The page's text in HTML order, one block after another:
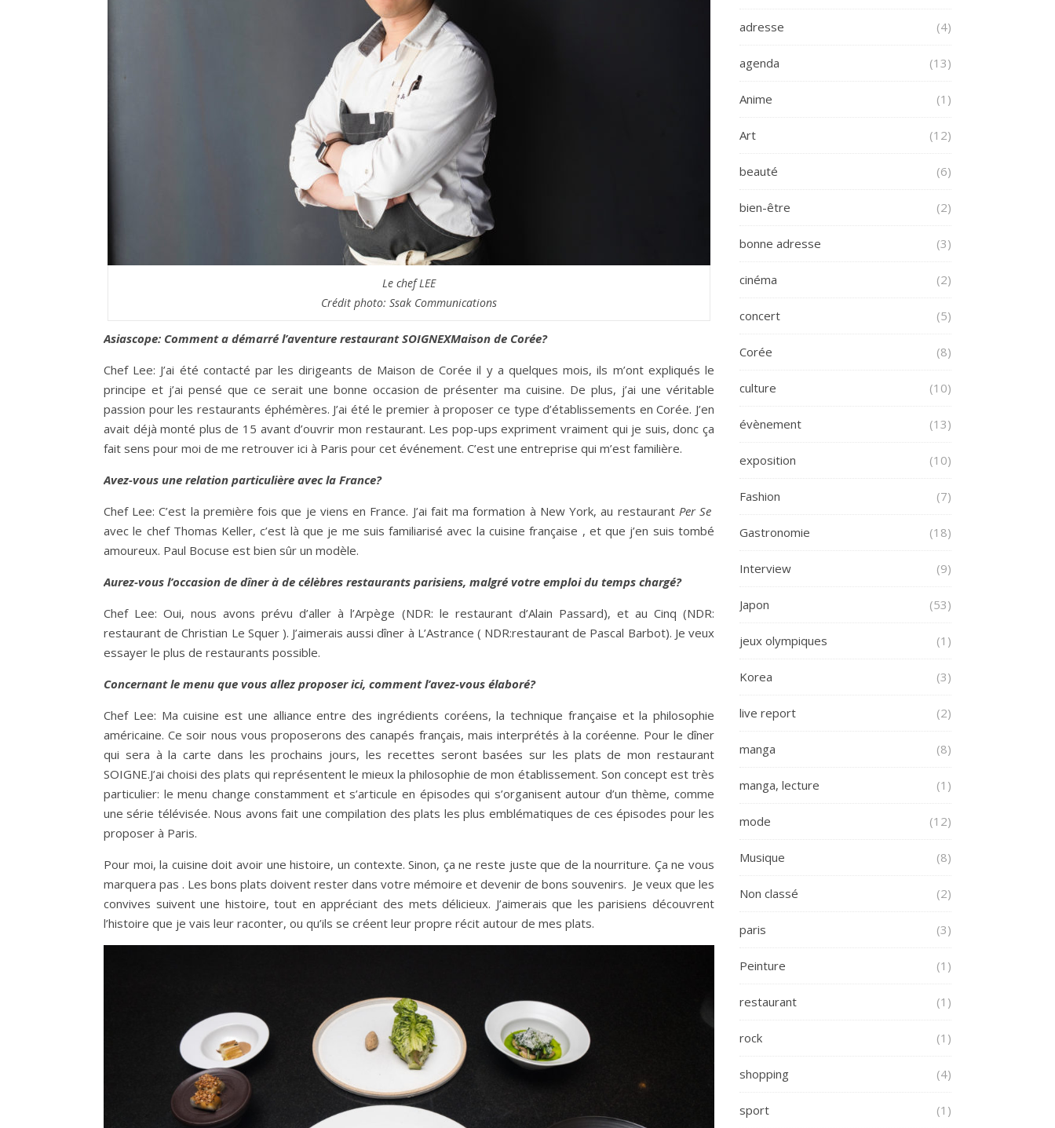
Le chef LEE
Crédit photo: Ssak Communications
Asiascope: Comment a démarré l’aventure restaurant SOIGNEXMaison de Corée?
Chef Lee: J’ai été contacté par les dirigeants de Maison de Corée il y a quelques mois, ils m’ont expliqués le
principe et j’ai pensé que ce serait une bonne occasion de présenter ma cuisine. De plus, j’ai une véritable
passion pour les restaurants éphémères. J’ai été le premier à proposer ce type d’établissements en Corée. J’en
avait déjà monté plus de 15 avant d’ouvrir mon restaurant. Les pop-ups expriment vraiment qui je suis, donc ça
fait sens pour moi de me retrouver ici à Paris pour cet événement. C’est une entreprise qui m’est familière.
Avez-vous une relation particulière avec la France?
Chef Lee: C’est la première fois que je viens en France. J’ai fait ma formation à New York, au restaurant Per Se
avec le chef Thomas Keller, c’est là que je me suis familiarisé avec la cuisine française , et que j’en suis tombé
amoureux. Paul Bocuse est bien sûr un modèle.
Aurez-vous l’occasion de dîner à de célèbres restaurants parisiens, malgré votre emploi du temps chargé?
Chef Lee: Oui, nous avons prévu d’aller à l’Arpège (NDR: le restaurant d’Alain Passard), et au Cinq (NDR:
restaurant de Christian Le Squer ). J’aimerais aussi dîner à L’Astrance ( NDR:restaurant de Pascal Barbot). Je veux
essayer le plus de restaurants possible.
Concernant le menu que vous allez proposer ici, comment l’avez-vous élaboré?
Chef Lee: Ma cuisine est une alliance entre des ingrédients coréens, la technique française et la philosophie
américaine. Ce soir nous vous proposerons des canapés français, mais interprétés à la coréenne. Pour le dîner
qui sera à la carte dans les prochains jours, les recettes seront basées sur les plats de mon restaurant
SOIGNE.J’ai choisi des plats qui représentent le mieux la philosophie de mon établissement. Son concept est très
particulier: le menu change constamment et s’articule en épisodes qui s’organisent autour d’un thème, comme
une série télévisée. Nous avons fait une compilation des plats les plus emblématiques de ces épisodes pour les
proposer à Paris.
Pour moi, la cuisine doit avoir une histoire, un contexte. Sinon, ça ne reste juste que de la nourriture. Ça ne vous
marquera pas . Les bons plats doivent rester dans votre mémoire et devenir de bons souvenirs. Je veux que les
convives suivent une histoire, tout en appréciant des mets délicieux. J’aimerais que les parisiens découvrent
l’histoire que je vais leur raconter, ou qu’ils se créent leur propre récit autour de mes plats.
adresse (4)
agenda (13)
Anime (1)
Art (12)
beauté (6)
bien-être (2)
bonne adresse (3)
cinéma (2)
concert (5)
Corée (8)
culture (10)
évènement (13)
exposition (10)
Fashion (7)
Gastronomie (18)
Interview (9)
Japon (53)
jeux olympiques (1)
Korea (3)
live report (2)
manga (8)
manga, lecture (1)
mode (12)
Musique (8)
Non classé (2)
paris (3)
Peinture (1)
restaurant (1)
rock (1)
shopping (4)
sport (1)